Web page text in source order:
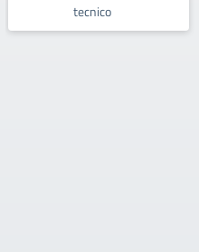
tecnico